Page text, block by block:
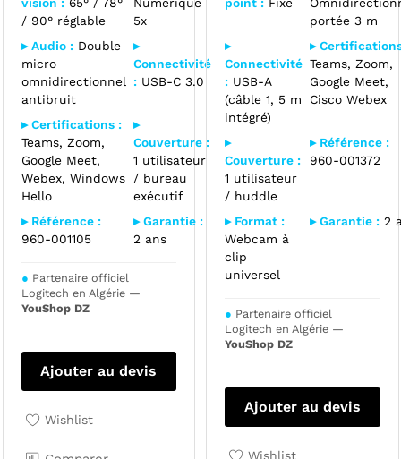
/ 90° réglable
5x
▸ Audio :Double
micro
omnidirectionnel
antibruit
▸
Connectivité
:USB-C 3.0
▸ Certifications :
Teams, Zoom,
Google Meet,
Webex, Windows
Hello
▸
Couverture :
1 utilisateur
/ bureau
exécutif
▸ Référence :
960-001105
▸ Garantie :
2 ans
● Partenaire officiel
Logitech en Algérie —
YouShop DZ
Ajouter au devis
Wishlist
portée 3 m
▸
Connectivité
: USB-A
(câble 1, 5 m
intégré)
▸
Teams, Zoom,
Google Meet,
Cisco Webex
▸
Couverture :
1 utilisateur
/ huddle
▸ Référence :
960-001372
▸ Format :
Webcam à
clip
universel
▸ Garantie : 2
● Partenaire officiel
Logitech en Algérie —
YouShop DZ
Ajouter au devis
Wishlist